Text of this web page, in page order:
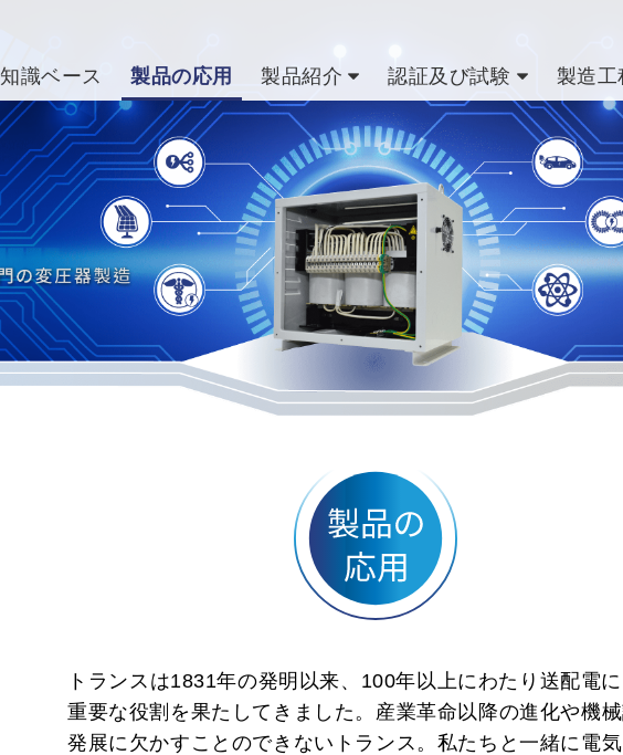
知識ベース 製品の応用 製品紹介 認証及び試験 製造
トランスは1831年の発明以来、100年以上にわたり送配電
重要な役割を果たしてきました。産業革命以降の進化や機
発展に欠かすことのできないトランス。私たちと一緒に電